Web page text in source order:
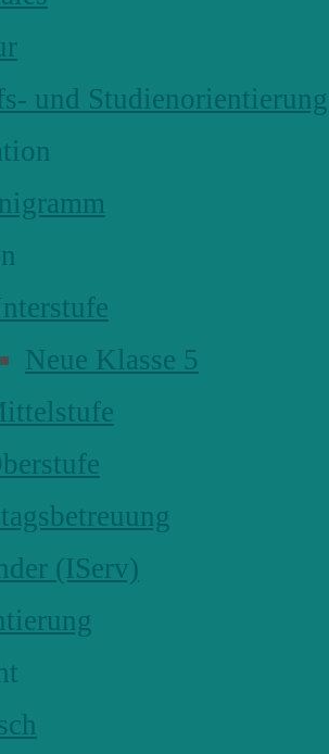
und Studienorientierung
Neue Klasse 5
(IServ)